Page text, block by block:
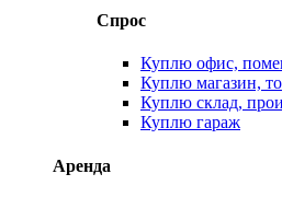
Спрос
Куплю офис,
Куплю магазин,
Куплю склад,
Куплю гараж
Аренда